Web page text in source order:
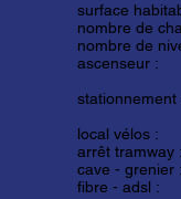
surface
nombre de
nombre de
ascenseur :
stationnement
local vélos :
arrêt tramway :
cave - grenier :
fibre - adsl :